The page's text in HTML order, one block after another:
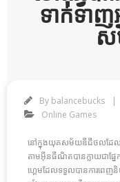
ទាក់ទាញ
ស
By balancebucks
Online Games
នៅក្នុងយុគសម័យឌីជីថលដែលបច្
តាមអ៊ីនធឺណិតបានក្លាយជាផ្ន
ហ្គេមដែលទទួលបានការពេញនិ